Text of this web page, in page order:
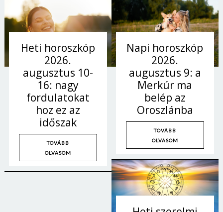
Heti horoszkóp
2026.
augusztus 10-
16: nagy
fordulatokat
hoz ez az
időszak
TOVÁBB
OLVASOM
Napi horoszkóp
2026.
augusztus 9: a
Merkúr ma
belép az
Oroszlánba
TOVÁBB
OLVASOM